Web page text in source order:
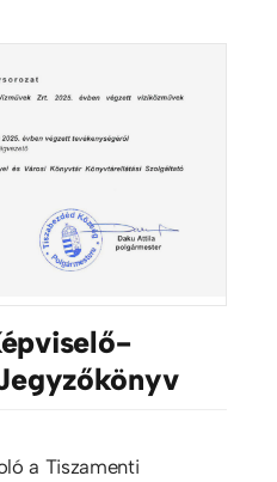
a Tiszamenti